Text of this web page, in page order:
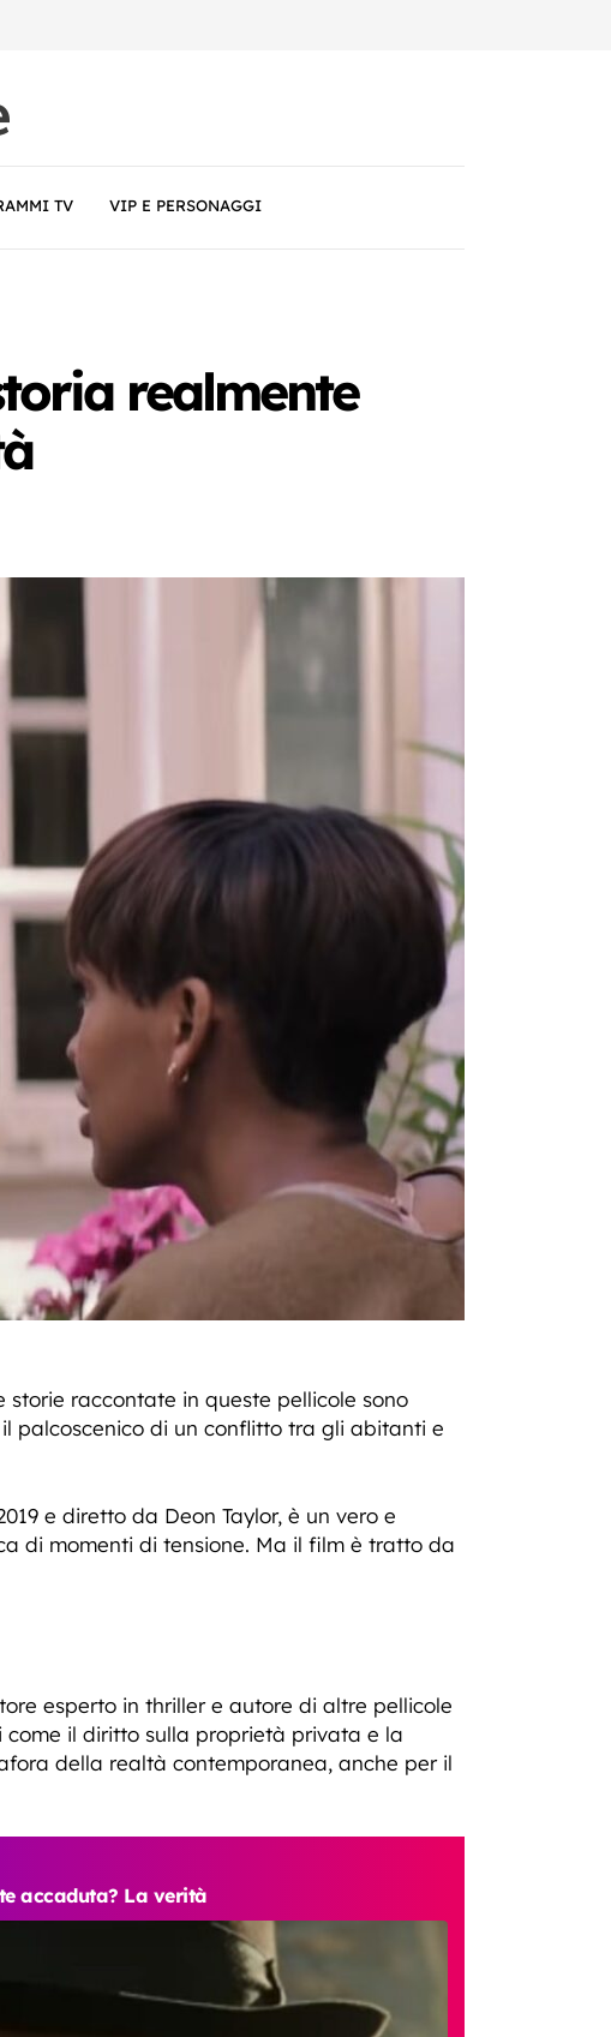
TV VIP E PERSONAGGI
realmente
raccontate in queste pellicole sono
palcoscenico di un conflitto tra gli abitanti e
e diretto da Deon Taylor, è un vero e
di momenti di tensione. Ma il film è tratto da
esperto in thriller e autore di altre pellicole
il diritto sulla proprietà privata e la
della realtà contemporanea, anche per il
accaduta? La verità